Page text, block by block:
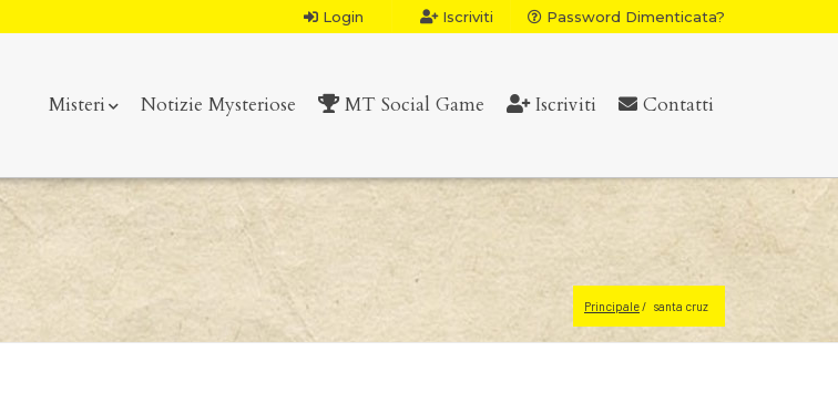
Login Iscriviti Password Dimenticata?
Misteri Notizie Mysteriose MT Social Game Iscriviti Contatti
Principale santa cruz